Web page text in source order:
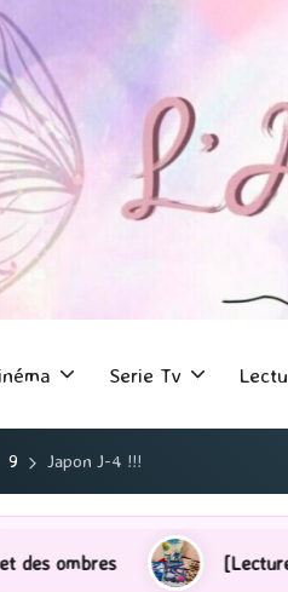
Serie Tv
9 Japon J-4 !!!
[Lecture] Gardiens des